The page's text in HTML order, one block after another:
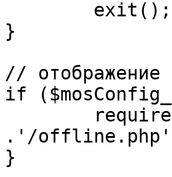
}
// отображение
if
.'/
}